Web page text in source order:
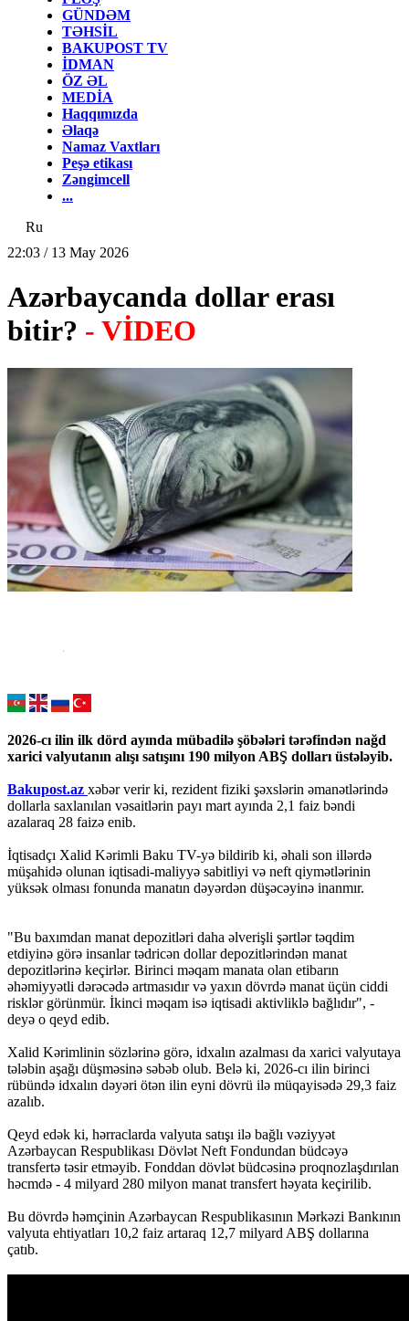
GÜNDƏM
TƏHSİL
BAKUPOST TV
İDMAN
ÖZ ƏL
MEDİA
Haqqımızda
Əlaqə
Namaz Vaxtları
Peşə etikası
Zəngimcell
...
Ru
22:03 / 13 May 2026
Azərbaycanda dollar erası
bitir? - VİDEO
2026-cı ilin ilk dörd ayında mübadilə şöbələri tərəfindən nağd
xarici valyutanın alışı satışını 190 milyon ABŞ dolları üstələyib.
Bakupost.az xəbər verir ki, rezident fiziki şəxslərin əmanətlərində
dollarla saxlanılan vəsaitlərin payı mart ayında 2,1 faiz bəndi
azalaraq 28 faizə enib.
İqtisadçı Xalid Kərimli Baku TV-yə bildirib ki, əhali son illərdə
müşahidə olunan iqtisadi-maliyyə sabitliyi və neft qiymətlərinin
yüksək olması fonunda manatın dəyərdən düşəcəyinə inanmır.
"Bu baxımdan manat depozitləri daha əlverişli şərtlər təqdim
etdiyinə görə insanlar tədricən dollar depozitlərindən manat
depozitlərinə keçirlər. Birinci məqam manata olan etibarın
əhəmiyyətli dərəcədə artmasıdır və yaxın dövrdə manat üçün ciddi
risklər görünmür. İkinci məqam isə iqtisadi aktivliklə bağlıdır", -
deyə o qeyd edib.
Xalid Kərimlinin sözlərinə görə, idxalın azalması da xarici valyutaya
tələbin aşağı düşməsinə səbəb olub. Belə ki, 2026-cı ilin birinci
rübündə idxalın dəyəri ötən ilin eyni dövrü ilə müqayisədə 29,3 faiz
azalıb.
Qeyd edək ki, hərraclarda valyuta satışı ilə bağlı vəziyyət
Azərbaycan Respublikası Dövlət Neft Fondundan büdcəyə
transfertə təsir etməyib. Fonddan dövlət büdcəsinə proqnozlaşdırılan
həcmdə - 4 milyard 280 milyon manat transfert həyata keçirilib.
Bu dövrdə həmçinin Azərbaycan Respublikasının Mərkəzi Bankının
valyuta ehtiyatları 10,2 faiz artaraq 12,7 milyard ABŞ dollarına
çatıb.